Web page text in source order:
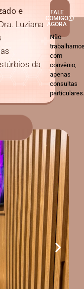
e
Luziana
da
FALE
COMIGO
AGORA
Não
com
convênio,
apenas
consultas
particulares.